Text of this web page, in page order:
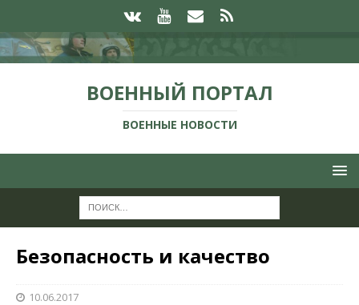
ВОЕННЫЙ ПОРТАЛ
ВОЕННЫЕ НОВОСТИ
Безопасность и качество
10.06.2017